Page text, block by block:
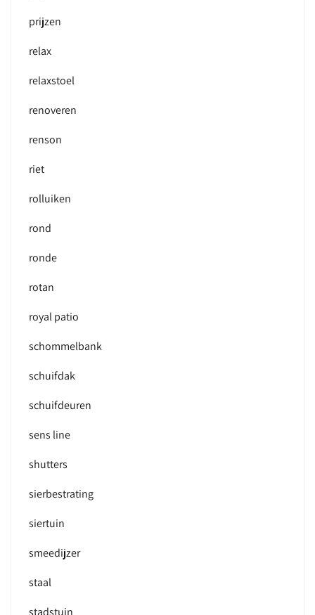
prijzen
relax
relaxstoel
renoveren
renson
riet
rolluiken
rond
ronde
rotan
royal patio
schommelbank
schuifdak
schuifdeuren
sens line
shutters
sierbestrating
siertuin
smeedijzer
staal
stadstuin